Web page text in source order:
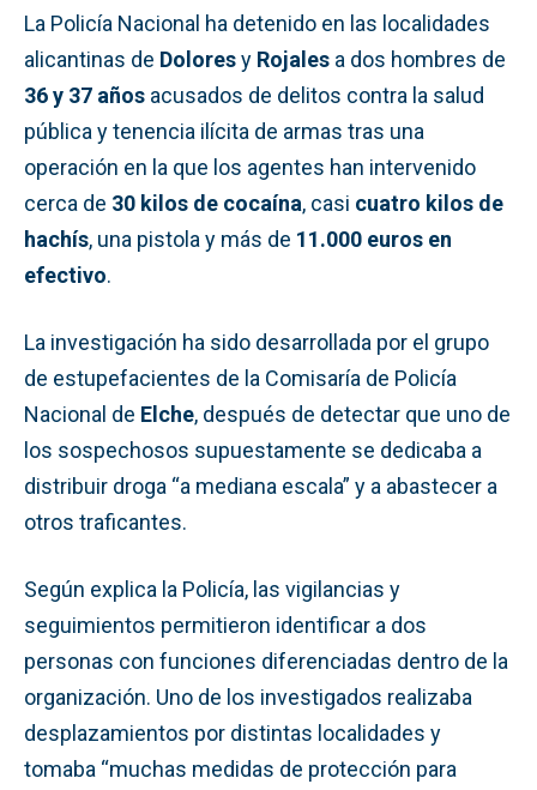
La Policía Nacional ha detenido en las localidades
alicantinas de Doloresy Rojales a dos hombres de
36 y 37 años acusados de delitos contra la salud
pública y tenencia ilícita de armas tras una
operación en la que los agentes han intervenido
cerca de 30 kilos de cocaína, casi cuatro kilos de
hachís, una pistola y más de 11.000 euros en
efectivo.
La investigación ha sido desarrollada por el grupo
de estupefacientes de la Comisaría de Policía
Nacional de Elche, después de detectar que uno de
los sospechosos supuestamente se dedicaba a
distribuir droga “a mediana escala” y a abastecer a
otros traficantes.
Según explica la Policía, las vigilancias y
seguimientos permitieron identificar a dos
personas con funciones diferenciadas dentro de la
organización. Uno de los investigados realizaba
desplazamientos por distintas localidades y
tomaba “muchas medidas de protección para